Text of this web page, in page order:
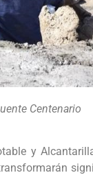
Centenario
y